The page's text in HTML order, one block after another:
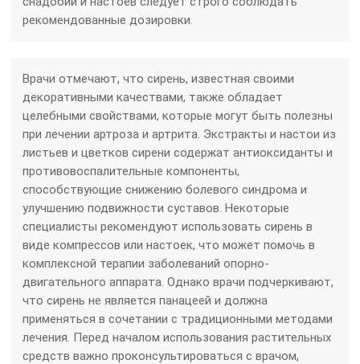
рекомендованные дозировки.
Врачи отмечают, что сирень, известная своими
декоративными качествами, также обладает
целебными свойствами, которые могут быть полезны
при лечении артроза и артрита. Экстракты и настои из
листьев и цветков сирени содержат антиоксиданты и
противовоспалительные компоненты,
способствующие снижению болевого синдрома и
улучшению подвижности суставов. Некоторые
специалисты рекомендуют использовать сирень в
виде компрессов или настоек, что может помочь в
комплексной терапии заболеваний опорно-
двигательного аппарата. Однако врачи подчеркивают,
что сирень не является панацеей и должна
применяться в сочетании с традиционными методами
лечения. Перед началом использования растительных
средств важно проконсультироваться с врачом,